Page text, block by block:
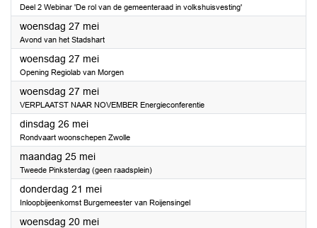
Deel 2 Webinar 'De rol van de gemeenteraad in volkshuisvesting'
woensdag 27 mei2026
Avond van het Stadshart
woensdag 27 mei2026
Opening Regiolab van Morgen
woensdag 27 mei2026
VERPLAATST NAAR NOVEMBER Energieconferentie
dinsdag 26 mei2026
Rondvaart woonschepen Zwolle
maandag 25 mei2026
Tweede Pinksterdag (geen raadsplein)
donderdag 21 mei2026
Inloopbijeenkomst Burgemeester van Roijensingel
woensdag 20 mei2026